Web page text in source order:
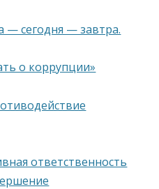
— сегодня — завтра.
о коррупции»
ответственность